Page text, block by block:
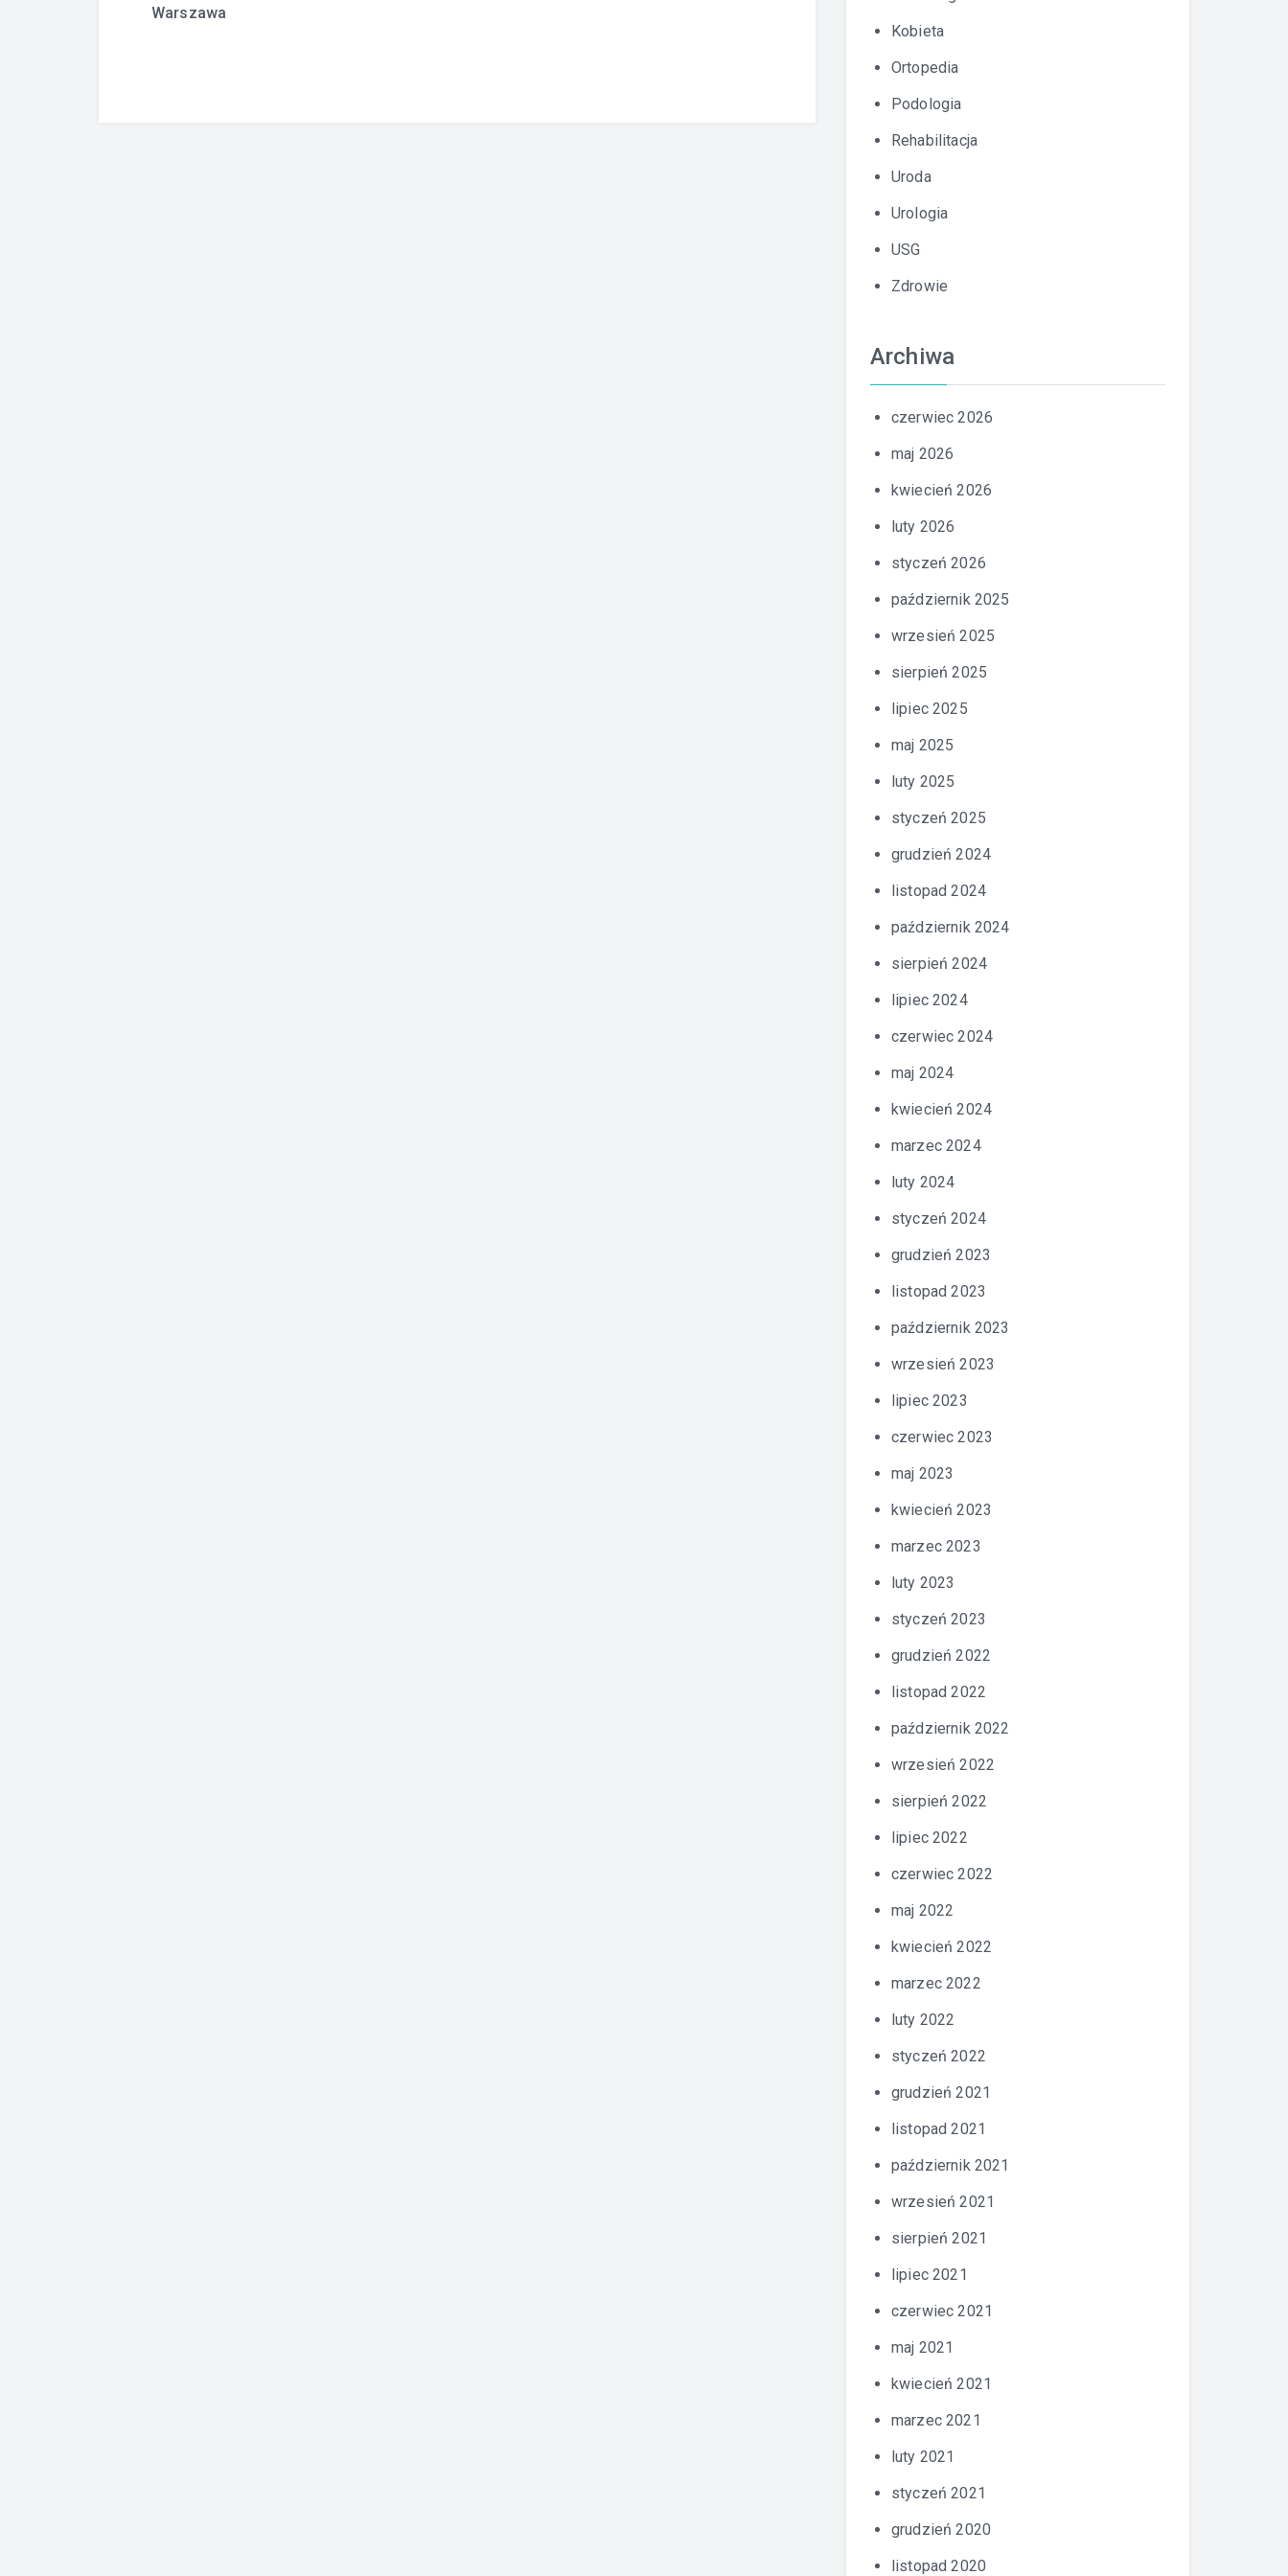
Warszawa
Kobieta
Ortopedia
Podologia
Rehabilitacja
Uroda
Urologia
USG
Zdrowie
Archiwa
czerwiec 2026
maj 2026
kwiecień 2026
luty 2026
styczeń 2026
październik 2025
wrzesień 2025
sierpień 2025
lipiec 2025
maj 2025
luty 2025
styczeń 2025
grudzień 2024
listopad 2024
październik 2024
sierpień 2024
lipiec 2024
czerwiec 2024
maj 2024
kwiecień 2024
marzec 2024
luty 2024
styczeń 2024
grudzień 2023
listopad 2023
październik 2023
wrzesień 2023
lipiec 2023
czerwiec 2023
maj 2023
kwiecień 2023
marzec 2023
luty 2023
styczeń 2023
grudzień 2022
listopad 2022
październik 2022
wrzesień 2022
sierpień 2022
lipiec 2022
czerwiec 2022
maj 2022
kwiecień 2022
marzec 2022
luty 2022
styczeń 2022
grudzień 2021
listopad 2021
październik 2021
wrzesień 2021
sierpień 2021
lipiec 2021
czerwiec 2021
maj 2021
kwiecień 2021
marzec 2021
luty 2021
styczeń 2021
grudzień 2020
listopad 2020